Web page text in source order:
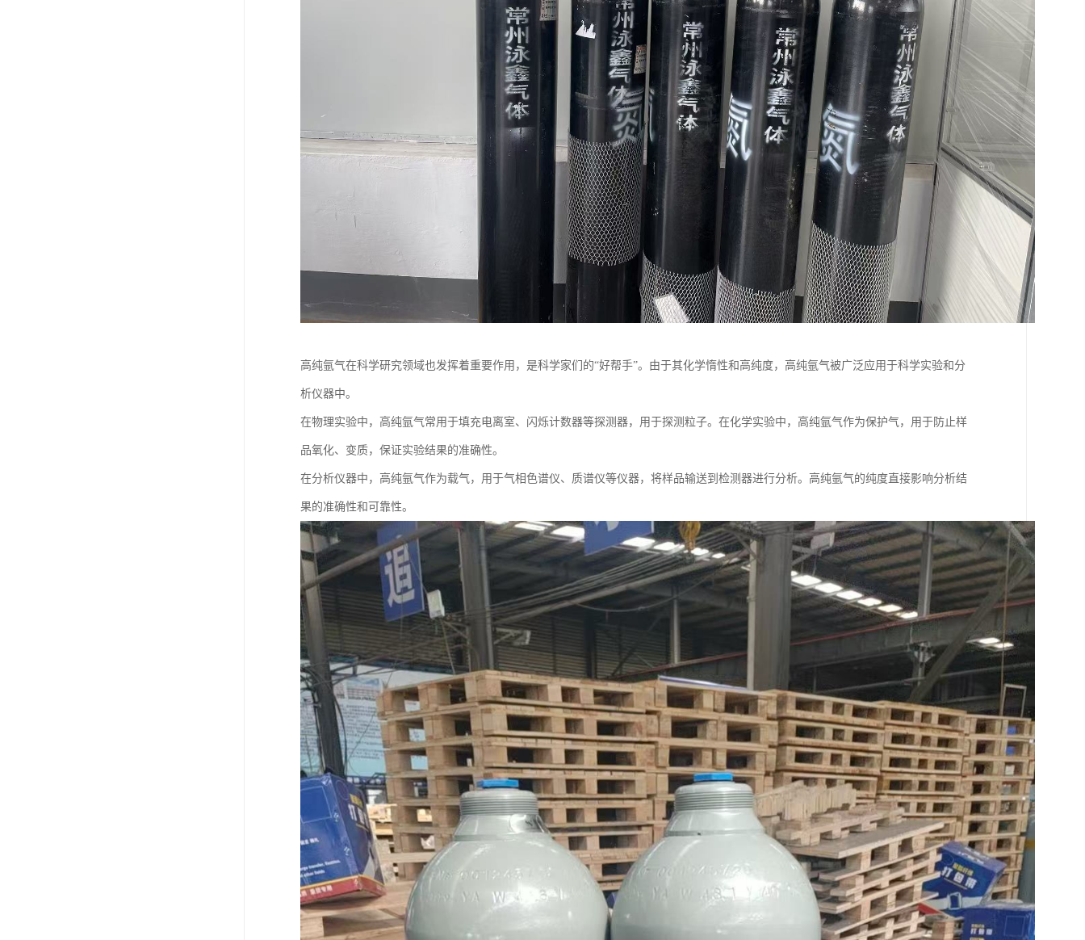
高纯氩气在科学研究领域也发挥着重要作用，是科学家们的“好帮手”。由于其化学惰性和高纯度，高纯氩气被广泛应用于科学实验和分
析仪器中。
在物理实验中，高纯氩气常用于填充电离室、闪烁计数器等探测器，用于探测粒子。在化学实验中，高纯氩气作为保护气，用于防止样
品氧化、变质，保证实验结果的准确性。
在分析仪器中，高纯氩气作为载气，用于气相色谱仪、质谱仪等仪器，将样品输送到检测器进行分析。高纯氩气的纯度直接影响分析结
果的准确性和可靠性。